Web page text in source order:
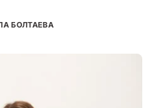
БОЛТАЕВА